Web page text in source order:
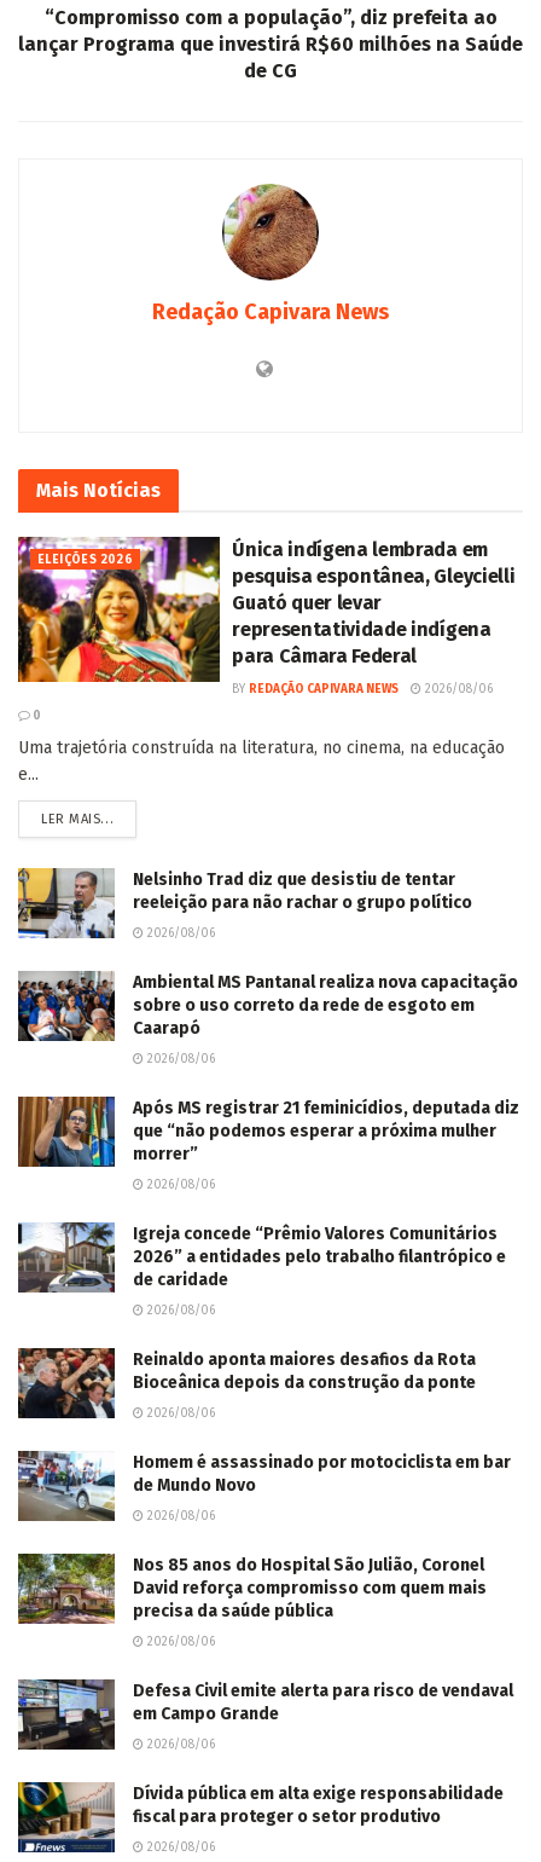
“Compromisso com a população”, diz prefeita ao
lançar Programa que investirá R$60 milhões na Saúde
de CG
Redação Capivara News
Mais Notícias
ELEIÇÕES 2026
Única indígena lembrada em
pesquisa espontânea, Gleycielli
Guató quer levar
representatividade indígena
para Câmara Federal
BY REDAÇÃO CAPIVARA NEWS
2026/08/06
0
Uma trajetória construída na literatura, no cinema, na educação
e...
LER MAIS...
Nelsinho Trad diz que desistiu de tentar
reeleição para não rachar o grupo político
2026/08/06
Ambiental MS Pantanal realiza nova capacitação
sobre o uso correto da rede de esgoto em
Caarapó
2026/08/06
Após MS registrar 21 feminicídios, deputada diz
que “não podemos esperar a próxima mulher
morrer”
2026/08/06
Igreja concede “Prêmio Valores Comunitários
2026” a entidades pelo trabalho filantrópico e
de caridade
2026/08/06
Reinaldo aponta maiores desafios da Rota
Bioceânica depois da construção da ponte
2026/08/06
Homem é assassinado por motociclista em bar
de Mundo Novo
2026/08/06
Nos 85 anos do Hospital São Julião, Coronel
David reforça compromisso com quem mais
precisa da saúde pública
2026/08/06
Defesa Civil emite alerta para risco de vendaval
em Campo Grande
2026/08/06
Dívida pública em alta exige responsabilidade
fiscal para proteger o setor produtivo
2026/08/06